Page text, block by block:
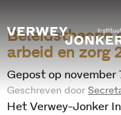
Beleidstheorie
arbeid en zorg
Gepost op november
Geschreven door
Het Verwey-Jonker